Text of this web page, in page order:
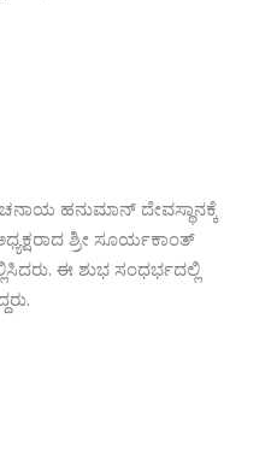
ಹನುಮಾನ್ ದೇವಸ್ಥಾನಕ್ಕೆ
ಶ್ರೀ ಸೂರ್ಯಕಾಂತ್
ಈ ಶುಭ ಸಂಧರ್ಭದಲ್ಲಿ